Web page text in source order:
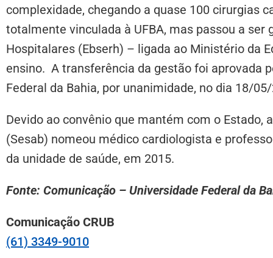
complexidade, chegando a quase 100 cirurgias
totalmente vinculada à UFBA, mas passou a ser
Hospitalares (Ebserh) – ligada ao Ministério da
ensino. A transferência da gestão foi aprovada
Federal da Bahia, por unanimidade, no dia 18/
Devido ao convênio que mantém com o Estado,
(Sesab) nomeou médico cardiologista e
da unidade de saúde, em 2015.
Fonte: Comunicação – Universidade Federal da
Comunicação CRUB
(61) 3349-9010